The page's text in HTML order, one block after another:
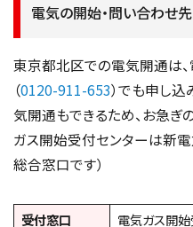
電気の開始・問い合わせ先
東京都北区での電気開通は
（0120-911-653）でも申し
気開通もできるため、お急ぎ
ガス開始受付センターは新
総合窓口です）
受付窓口
電気ガス開